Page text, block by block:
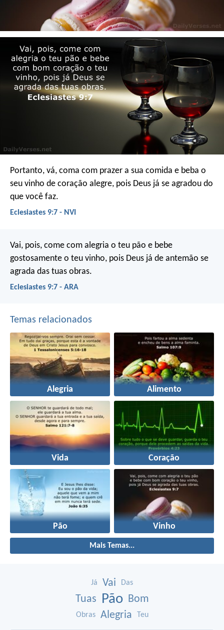
Portanto, vá, coma com prazer a sua comida e beba o
seu vinho de coração alegre, pois Deus já se agradou do
que você faz.
Eclesiastes 9:7 - NVI
Vai, pois, come com alegria o teu pão e bebe
gostosamente o teu vinho, pois Deus já de antemão se
agrada das tuas obras.
Eclesiastes 9:7 - ARA
Temas relacionados
Alegria Alimento
Vida Coração
Pão Vinho
Mais Temas...
Já Vai Das
Tuas Pão Bom
Obras Alegria Teu